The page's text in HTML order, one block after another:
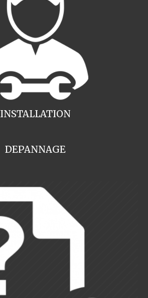
INSTALLATION
DEPANNAGE